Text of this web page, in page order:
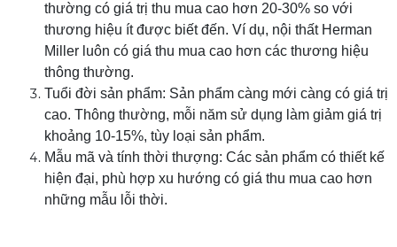
thường có giá trị thu mua cao hơn 20-30% so với
thương hiệu ít được biết đến. Ví dụ, nội thất Herman
Miller luôn có giá thu mua cao hơn các thương hiệu
thông thường.
Tuổi đời sản phẩm: Sản phẩm càng mới càng có giá trị
cao. Thông thường, mỗi năm sử dụng làm giảm giá trị
khoảng 10-15%, tùy loại sản phẩm.
Mẫu mã và tính thời thượng: Các sản phẩm có thiết kế
hiện đại, phù hợp xu hướng có giá thu mua cao hơn
những mẫu lỗi thời.